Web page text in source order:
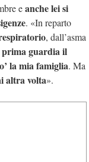
eanche lei si
. «In reparto
, dall’asma
guardia il
la mia famiglia. Ma
altra volta».